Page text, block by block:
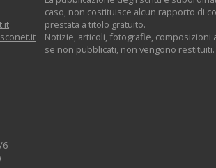
6
caso, non costituisce alcun rapporto di
prestata a titolo gratuito.
Notizie, articoli, fotografie, composizioni
se non pubblicati, non vengono restituiti.